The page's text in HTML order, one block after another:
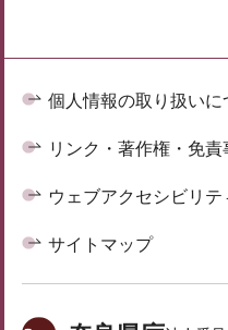
個人情報の取り扱いに
リンク・著作権・免責
ウェブアクセシビリテ
サイトマップ